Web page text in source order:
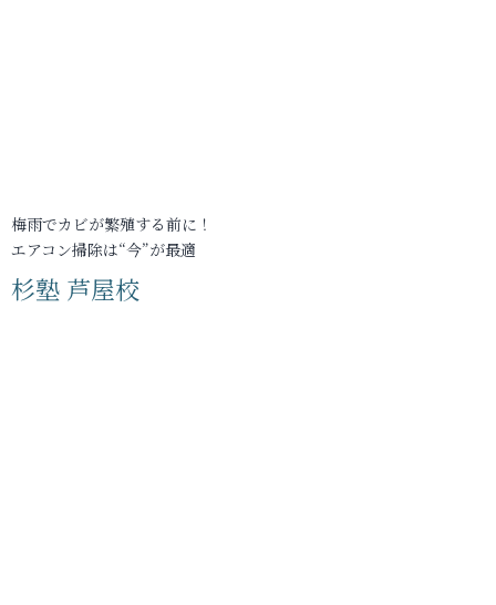
梅雨でカビが繁殖する前に！
エアコン掃除は“今”が最適
杉塾 芦屋校